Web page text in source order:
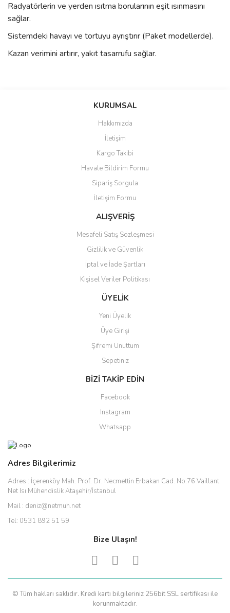
Radyatörlerin ve yerden ısıtma borularının eşit ısınmasını
sağlar.
Sistemdeki havayı ve tortuyu ayrıştırır (Paket modellerde).
Kazan verimini artırır, yakıt tasarrufu sağlar.
Bu ürüne ilk yorumu siz yapın!
Yorum Yaz
Ürün resmi kalitesiz, bozuk veya görüntülenemiyor.
Ürün açıklamasında eksik bilgiler bulunuyor.
Ürün bilgilerinde hatalar bulunuyor.
Ürün fiyatı diğer sitelerden daha pahalı.
Bu ürüne benzer farklı alternatifler olmalı.
Gönder
KURUMSAL
Hakkımızda
İletişim
Kargo Takibi
Havale Bildirim Formu
Sipariş Sorgula
İletişim Formu
ALIŞVERİŞ
Mesafeli Satış Sözleşmesi
Gizlilik ve Güvenlik
İptal ve İade Şartları
Kişisel Veriler Politikası
ÜYELİK
Yeni Üyelik
Üye Girişi
Şifremi Unuttum
Sepetiniz
BİZİ TAKİP EDİN
Facebook
Instagram
Whatsapp
Adres Bilgilerimiz
Adres : İçerenköy Mah. Prof. Dr. Necmettin Erbakan Cad. No:76 Vaillant
Net Isı Mühendislik Ataşehir/İstanbul
Mail : deniz@netmuh.net
Tel: 0531 892 51 59
Bize Ulaşın!
© Tüm hakları saklıdır. Kredi kartı bilgileriniz 256bit SSL sertifikası ile
korunmaktadır.